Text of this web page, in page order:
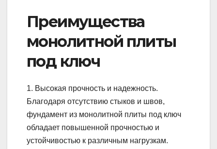
Преимущества
монолитной плиты
под ключ
1. Высокая прочность и надежность.
Благодаря отсутствию стыков и швов,
фундамент из монолитной плиты под ключ
обладает повышенной прочностью и
устойчивостью к различным нагрузкам.